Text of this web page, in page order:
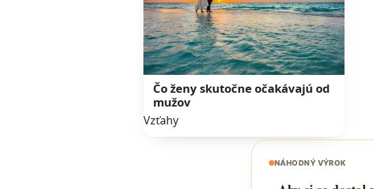
Čo ženy skutočne očakávajú od
mužov
Vzťahy